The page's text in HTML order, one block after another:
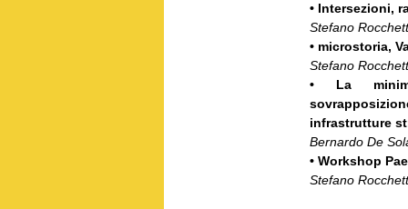
• Intersezioni,
Stefano
• microstoria,
Stefano
• La
infrastrutture
Bernardo De
• Workshop
Stefano